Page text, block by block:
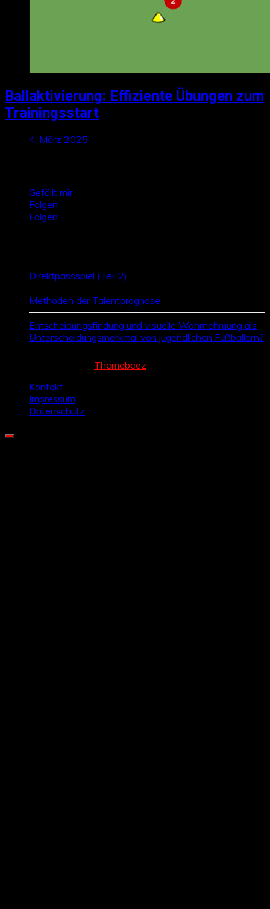
Ballaktivierung: Effiziente Übungen zum
Trainingsstart
4. März 2025
Gefällt mir
Folgen
Folgen
Direktpassspiel (Teil 2)
Methoden der Talentprognose
Entscheidungsfindung und visuelle Wahrnehmung als
Unterscheidungsmerkmal von jugendlichen Fußballern?
Themebeez
Kontakt
Impressum
Datenschutz